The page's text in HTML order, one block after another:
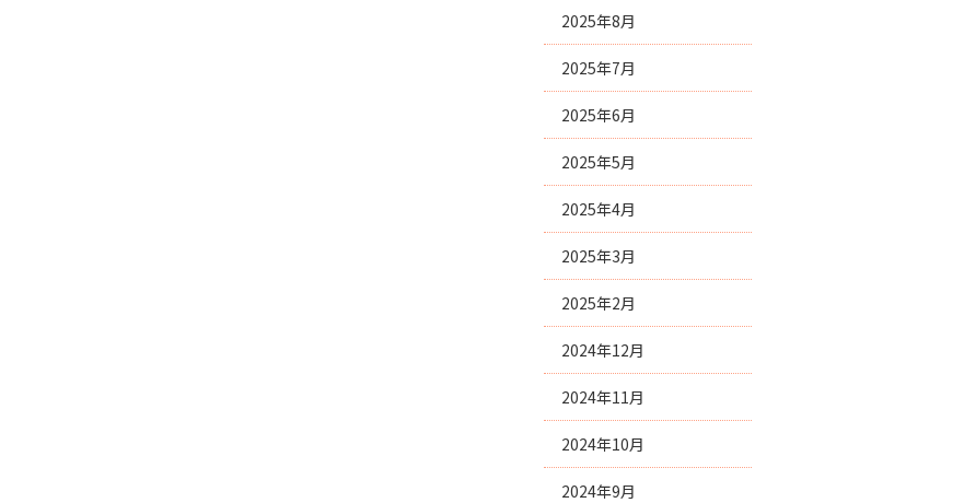
2025年8月
2025年7月
2025年6月
2025年5月
2025年4月
2025年3月
2025年2月
2024年12月
2024年11月
2024年10月
2024年9月